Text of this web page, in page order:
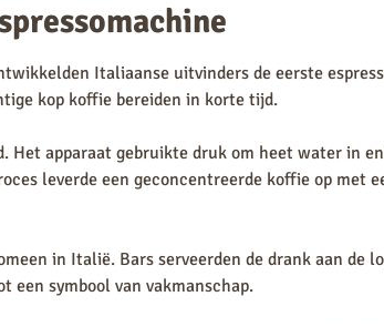
Italiaanse uitvinders de eerste
kop koffie bereiden in korte tijd.
Het apparaat gebruikte druk om heet water in
leverde een geconcentreerde koffie op met
in Italië. Bars serveerden de drank aan de
een symbool van vakmanschap.